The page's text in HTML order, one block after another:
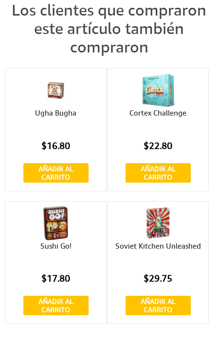
Los clientes que compraron
este artículo también
compraron
Ugha Bugha
$16.80
AÑADIR AL
CARRITO
Cortex Challenge
$22.80
AÑADIR AL
CARRITO
Sushi Go!
$17.80
AÑADIR AL
CARRITO
Soviet Kitchen Unleashed
$29.75
AÑADIR AL
CARRITO